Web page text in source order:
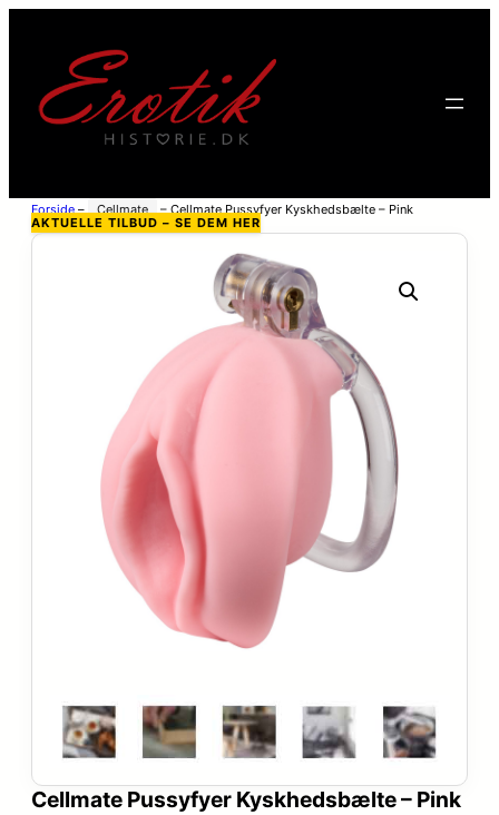
Forside– Cellmate –Cellmate Pussyfyer Kyskhedsbælte – Pink
AKTUELLE TILBUD – SE DEM HER
Cellmate Pussyfyer Kyskhedsbælte – Pink